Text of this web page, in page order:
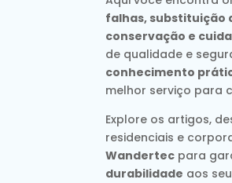
falhas, substituição
conservação e
de qualidade e
conhecimento
melhor serviço para
Explore os artigos,
residenciais e
Wandertec para
durabilidade aos